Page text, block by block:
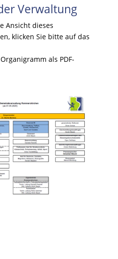
Verwaltung
Ansicht dieses
klicken Sie bitte auf das
als PDF-